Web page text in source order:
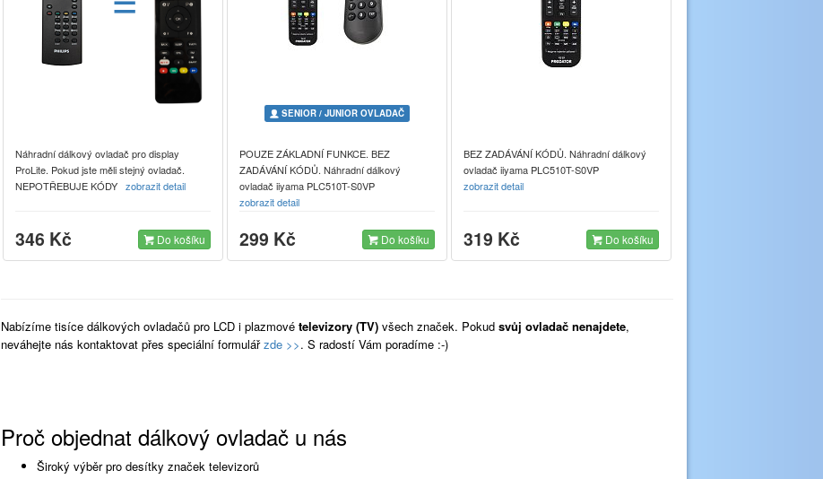
Náhradní dálkový ovladač pro display
ProLite. Pokud jste měli stejný ovladač.
NEPOTŘEBUJE KÓDY zobrazit detail
346 Kč Do košíku
SENIOR / JUNIOR OVLADAČ
POUZE ZÁKLADNÍ FUNKCE. BEZ
ZADÁVÁNÍ KÓDŮ. Náhradní dálkový
ovladač iiyama PLC510T-S0VP
zobrazit detail
299 Kč Do košíku
BEZ ZADÁVÁNÍ KÓDŮ. Náhradní dálkový
ovladač iiyama PLC510T-S0VP
zobrazit detail
319 Kč Do košíku
Nabízíme tisíce dálkových ovladačů pro LCD i plazmové televizory (TV) všech značek. Pokud svůj ovladač nenajdete,
neváhejte nás kontaktovat přes speciální formulářzde >>. S radostí Vám poradíme :-)
Proč objednat dálkový ovladač u nás
Široký výběr pro desítky značek televizorů